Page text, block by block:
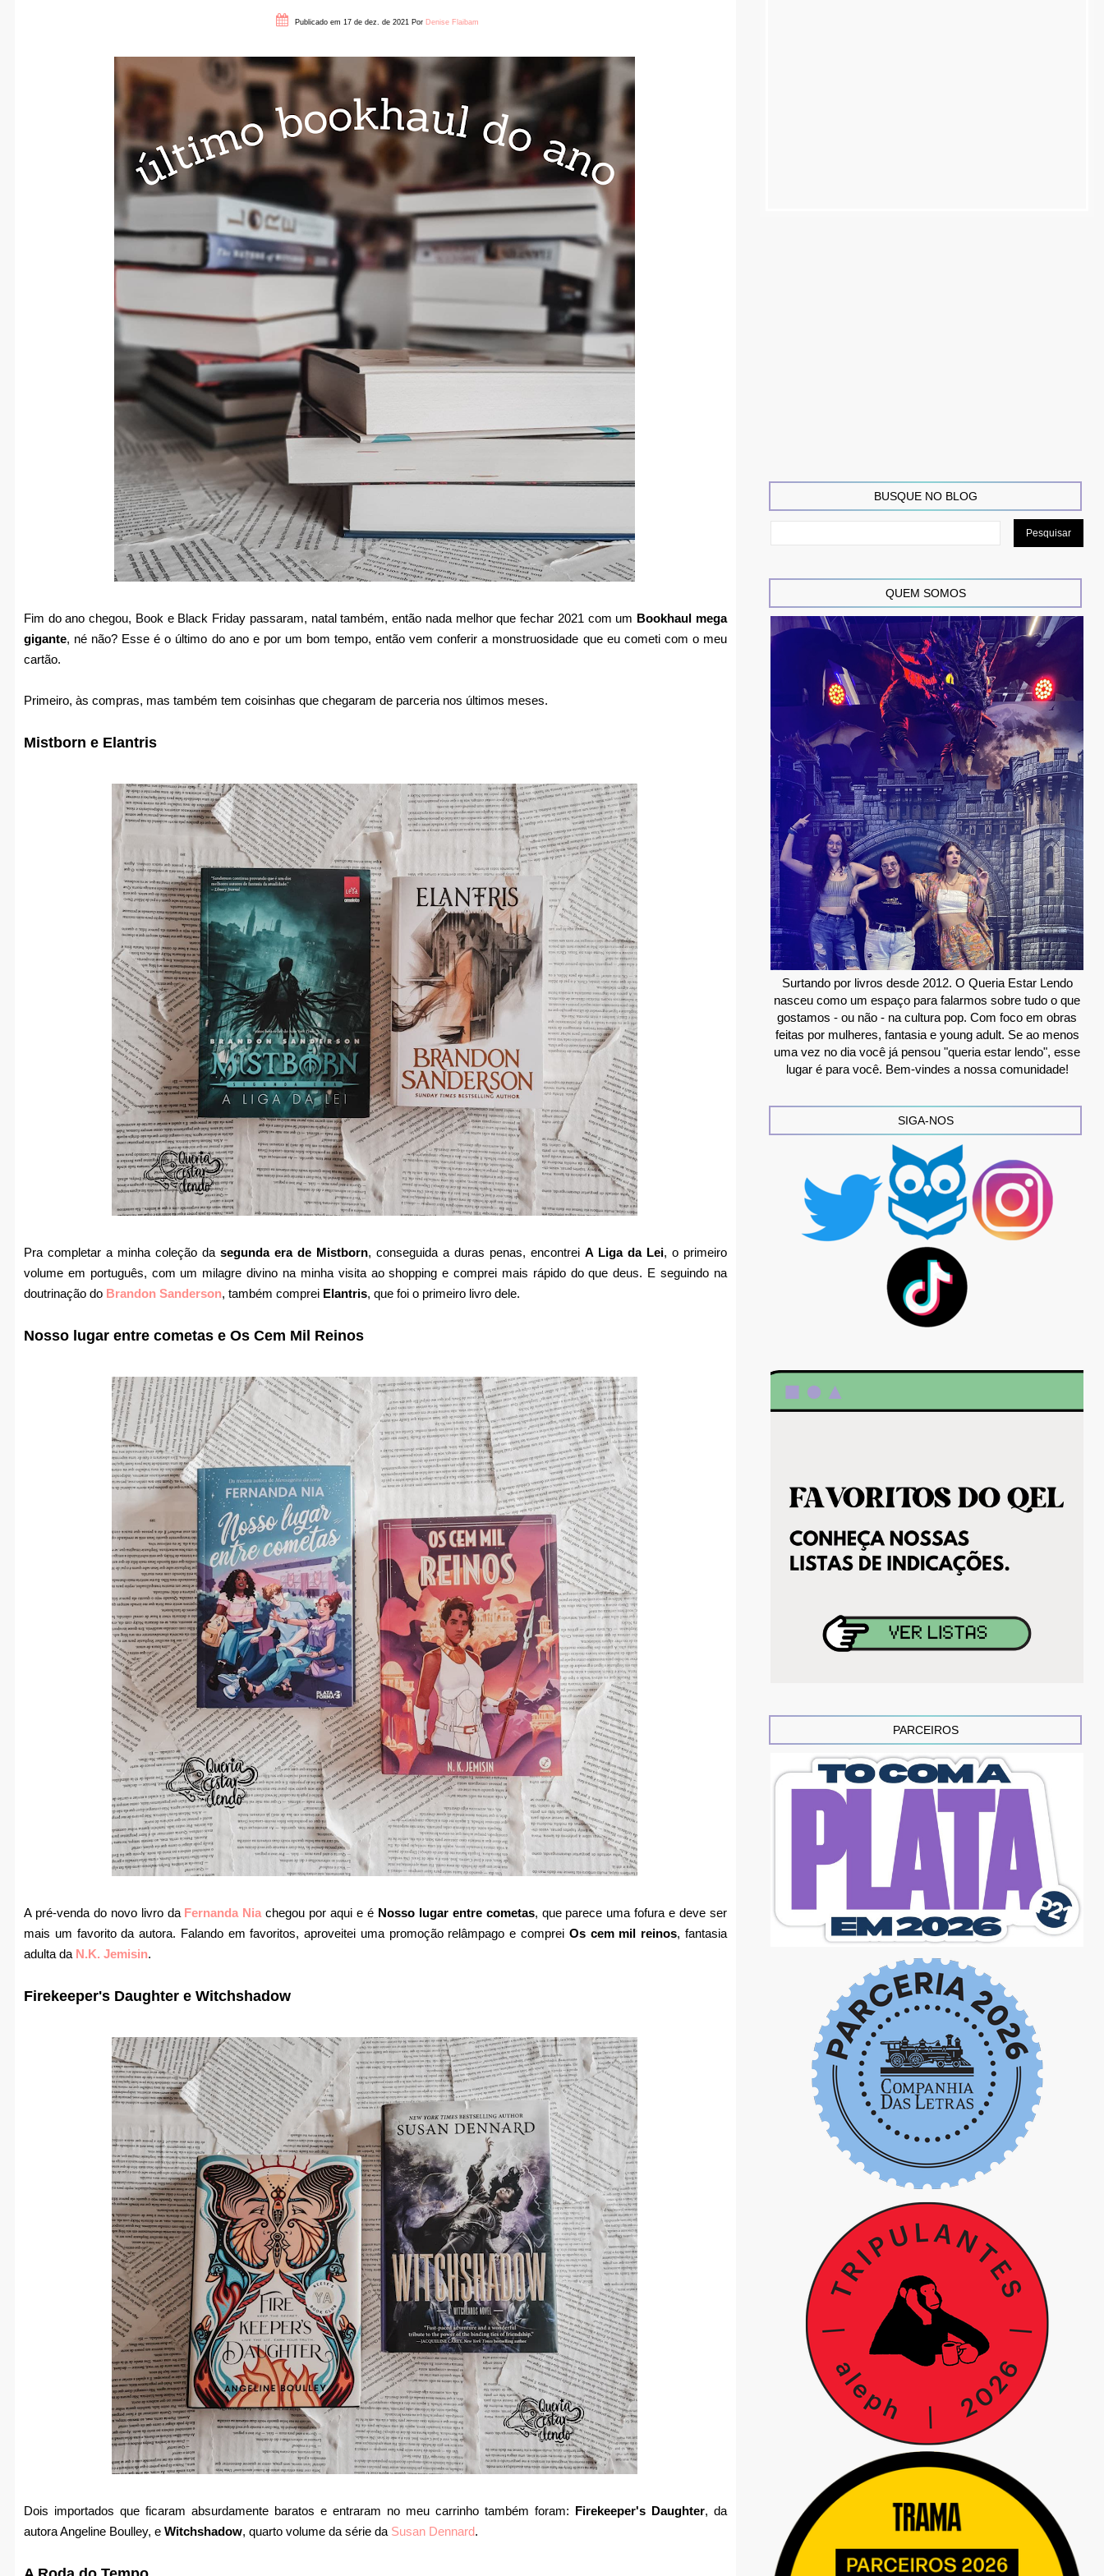
Publicado em 17 de dez. de 2021 Por Denise Flaibam
Fim do ano chegou, Book e Black Friday passaram, natal também, então nada melhor que fechar 2021 com um Bookhaul mega
gigante, né não? Esse é o último do ano e por um bom tempo, então vem conferir a monstruosidade que eu cometi com o meu
cartão.
Primeiro, às compras, mas também tem coisinhas que chegaram de parceria nos últimos meses.
Mistborn e Elantris
Pra completar a minha coleção da segunda era de Mistborn, conseguida a duras penas, encontrei A Liga da Lei, o primeiro
volume em português, com um milagre divino na minha visita ao shopping e comprei mais rápido do que deus. E seguindo na
doutrinação do Brandon Sanderson, também comprei Elantris, que foi o primeiro livro dele.
Nosso lugar entre cometas e Os Cem Mil Reinos
A pré-venda do novo livro da Fernanda Nia chegou por aqui e é Nosso lugar entre cometas, que parece uma fofura e deve ser
mais um favorito da autora. Falando em favoritos, aproveitei uma promoção relâmpago e comprei Os cem mil reinos, fantasia
adulta da N.K. Jemisin.
Firekeeper's Daughter e Witchshadow
Dois importados que ficaram absurdamente baratos e entraram no meu carrinho também foram: Firekeeper's Daughter, da
autora Angeline Boulley, e Witchshadow, quarto volume da série da Susan Dennard.
BUSQUE NO BLOG
QUEM SOMOS
Surtando por livros desde 2012. O Queria Estar Lendo
nasceu como um espaço para falarmos sobre tudo o que
gostamos - ou não - na cultura pop. Com foco em obras
feitas por mulheres, fantasia e young adult. Se ao menos
uma vez no dia você já pensou "queria estar lendo", esse
lugar é para você. Bem-vindes a nossa comunidade!
SIGA-NOS
PARCEIROS